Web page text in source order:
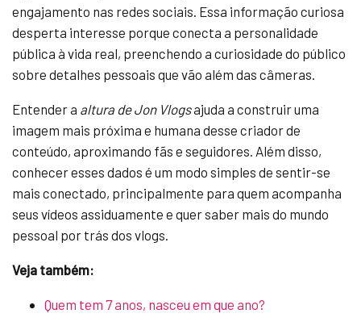
engajamento nas redes sociais. Essa informação curiosa
desperta interesse porque conecta a personalidade
pública à vida real, preenchendo a curiosidade do público
sobre detalhes pessoais que vão além das câmeras.
Entender a altura de Jon Vlogsajuda a construir uma
imagem mais próxima e humana desse criador de
conteúdo, aproximando fãs e seguidores. Além disso,
conhecer esses dados é um modo simples de sentir-se
mais conectado, principalmente para quem acompanha
seus vídeos assiduamente e quer saber mais do mundo
pessoal por trás dos vlogs.
Veja também:
Quem tem 7 anos, nasceu em que ano?